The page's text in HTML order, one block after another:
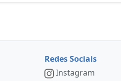
Redes Sociais
Instagram